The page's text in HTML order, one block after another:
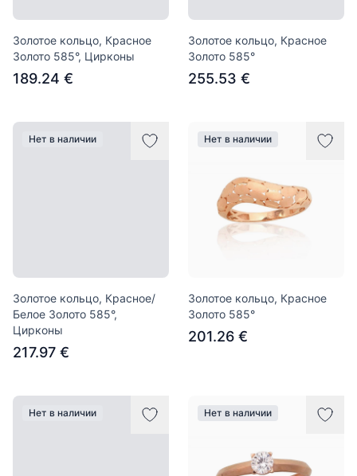
Золотое кольцо, Красное
Золото 585°, Цирконы
189.24 €
Золотое кольцо, Красное
Золото 585°
255.53 €
Нет в наличии
Золотое кольцо, Красное/
Белое Золото 585°,
Цирконы
217.97 €
Нет в наличии
Золотое кольцо, Красное
Золото 585°
201.26 €
Нет в наличии Нет в наличии